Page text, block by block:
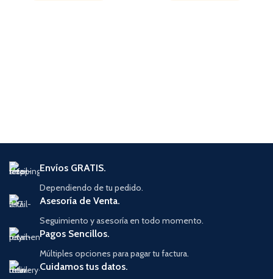
Envíos GRATIS.
Dependiendo de tu pedido.
Asesoría de Venta.
Seguimiento y asesoría en todo momento.
Pagos Sencillos.
Múltiples opciones para pagar tu factura.
Cuidamos tus datos.